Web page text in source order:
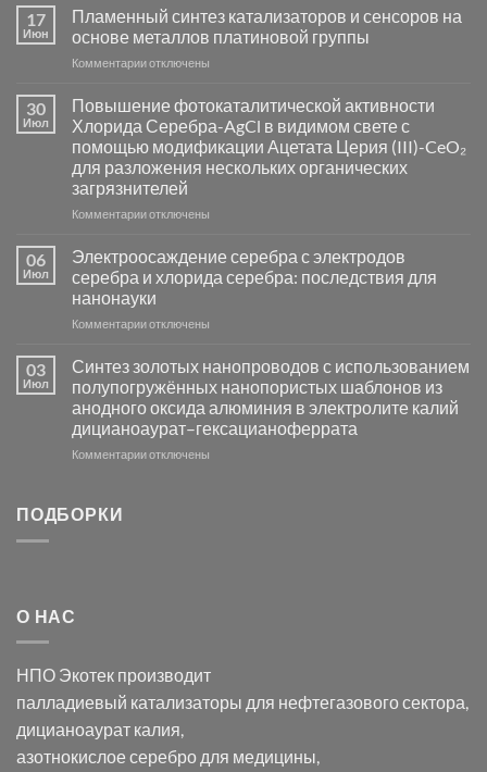
17
Июн
Пламенный синтез катализаторов и сенсоров на
основе металлов платиновой группы
Комментариик
Пламенный
синтез
катализаторов
и
сенсоров
на
основе
группы
отключены
30
Июл
Повышение фотокаталитической активности
Хлорида Серебра-AgCl в видимом свете с
помощью модификации Ацетата Церия (III)-CeO₂
для разложения нескольких органических
загрязнителей
Комментариик
фотокаталитической
активности
Хлорида
Серебра-
в
видимом
свете
с
помощью
модификации
отключены
06
Июл
Электроосаждение серебра с электродов
серебра и хлорида серебра: последствия для
нанонауки
Комментариик
серебра
с
электродов
серебра
и
отключены
03
Июл
Синтез золотых нанопроводов с использованием
полупогружённых нанопористых шаблонов из
анодного оксида алюминия в электролите калий
дицианоаурат–гексацианоферрата
Комментариик
оксида
в
электролите
калий
дицианоаурат–
отключены
ПОДБОРКИ
О НАС
НПО Экотек производит
палладиевый катализаторы для нефтегазового сектора,
дицианоаурат калия,
азотнокислое серебро для медицины,